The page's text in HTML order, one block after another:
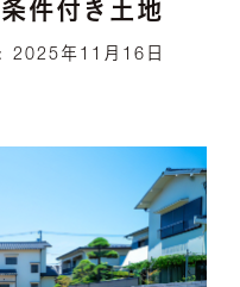
2025年11月16日
件付き土地